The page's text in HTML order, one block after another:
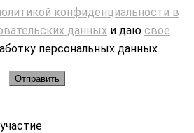
конфиденциальности в
данных и даю свое
персональных данных.